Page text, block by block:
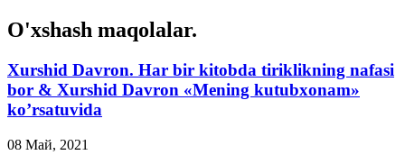
O'xshash maqolalar.
Xurshid Davron. Har bir kitobda tiriklikning nafasi
bor & Xurshid Davron «Mening kutubxonam»
ko’rsatuvida
08 Май, 2021